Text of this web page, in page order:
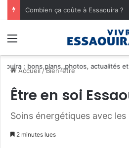
Combien ça coûte à Essaouira ?
Accueil/Bien-être
Être en soi
Soins énergétiques avec les
2 minutes lues